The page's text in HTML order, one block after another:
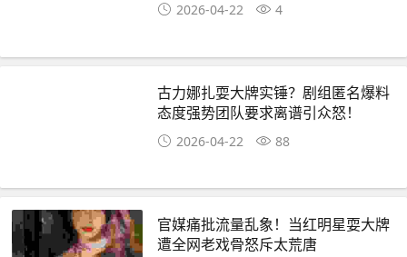
2026-04-22 4
古力娜扎耍大牌实锤？剧组匿名爆料
态度强势团队要求离谱引众怒！
2026-04-22 88
官媒痛批流量乱象！当红明星耍大牌
遭全网老戏骨怒斥太荒唐